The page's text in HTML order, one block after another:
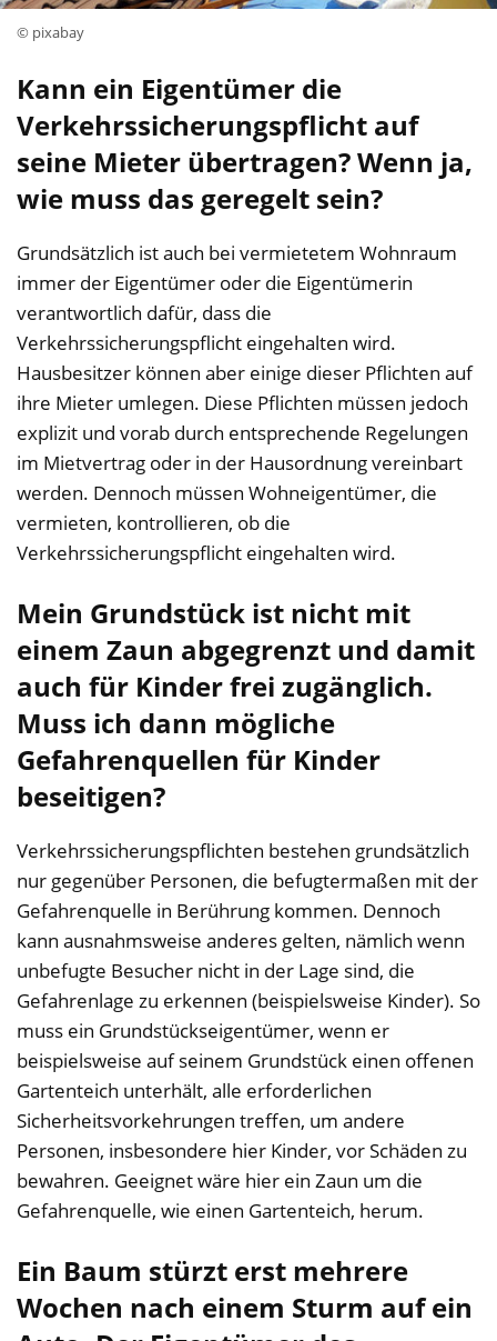
© pixabay
Kann ein Eigentümer die
Verkehrssicherungspflicht auf
seine Mieter übertragen? Wenn ja,
wie muss das geregelt sein?
Grundsätzlich ist auch bei vermietetem Wohnraum
immer der Eigentümer oder die Eigentümerin
verantwortlich dafür, dass die
Verkehrssicherungspflicht eingehalten wird.
Hausbesitzer können aber einige dieser Pflichten auf
ihre Mieter umlegen. Diese Pflichten müssen jedoch
explizit und vorab durch entsprechende Regelungen
im Mietvertrag oder in der Hausordnung vereinbart
werden. Dennoch müssen Wohneigentümer, die
vermieten, kontrollieren, ob die
Verkehrssicherungspflicht eingehalten wird.
Mein Grundstück ist nicht mit
einem Zaun abgegrenzt und damit
auch für Kinder frei zugänglich.
Muss ich dann mögliche
Gefahrenquellen für Kinder
beseitigen?
Verkehrssicherungspflichten bestehen grundsätzlich
nur gegenüber Personen, die befugtermaßen mit der
Gefahrenquelle in Berührung kommen. Dennoch
kann ausnahmsweise anderes gelten, nämlich wenn
unbefugte Besucher nicht in der Lage sind, die
Gefahrenlage zu erkennen (beispielsweise Kinder). So
muss ein Grundstückseigentümer, wenn er
beispielsweise auf seinem Grundstück einen offenen
Gartenteich unterhält, alle erforderlichen
Sicherheitsvorkehrungen treffen, um andere
Personen, insbesondere hier Kinder, vor Schäden zu
bewahren. Geeignet wäre hier ein Zaun um die
Gefahrenquelle, wie einen Gartenteich, herum.
Ein Baum stürzt erst mehrere
Wochen nach einem Sturm auf ein